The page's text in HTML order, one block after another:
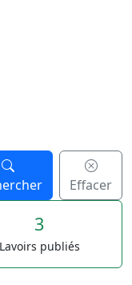
Effacer
3
Lavoirs publiés